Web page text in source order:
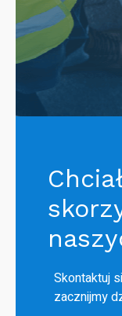
Skontaktuj
zacznijmy